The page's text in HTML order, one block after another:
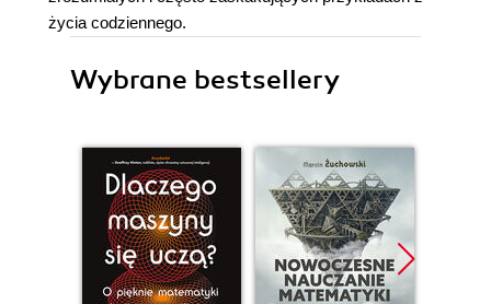
życia codziennego.
Wybrane bestsellery